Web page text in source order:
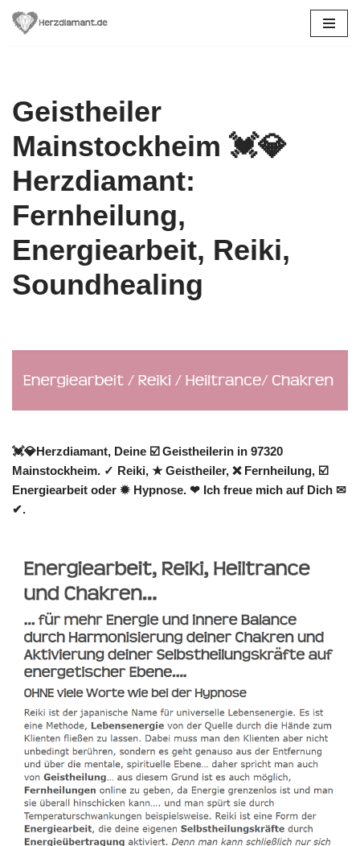
Geistheiler
Mainstockheim 💓️💎
Herzdiamant:
Fernheilung,
Energiearbeit, Reiki,
Soundhealing
💓️💎Herzdiamant, Deine ☑️ Geistheilerin in 97320
Mainstockheim. ✓ Reiki, ★ Geistheiler, ❌ Fernheilung, ☑️
Energiearbeit oder ✹ Hypnose. ❤ Ich freue mich auf Dich ✉
✔.